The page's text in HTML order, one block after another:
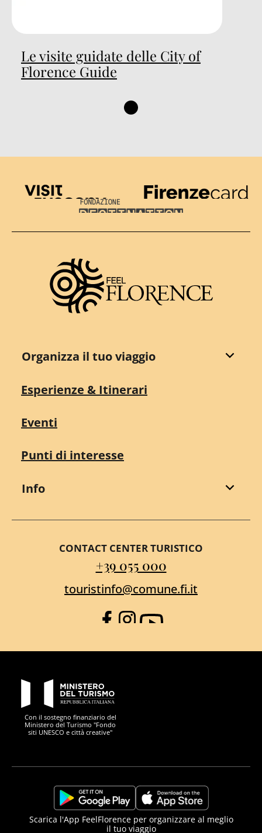
Le visite guidate delle City of
Florence Guide
Visit Tuscany
Firenze Card
Destination Florence
Organizza il tuo viaggio
Esperienze & Itinerari
Eventi
Punti di interesse
Info
CONTACT CENTER TURISTICO
+39 055 000
touristinfo@comune.fi.it
Facebook
Instagram
YouTube
Con il sostegno finanziario del
Ministero del Turismo "Fondo
siti UNESCO e città creative"
https://play.google.com/store/apps/details?
id=it.silfi.feelflorence
https://apps.apple.com/it/app/
Scarica l'App FeelFlorence per organizzare al meglio
il tuo viaggio